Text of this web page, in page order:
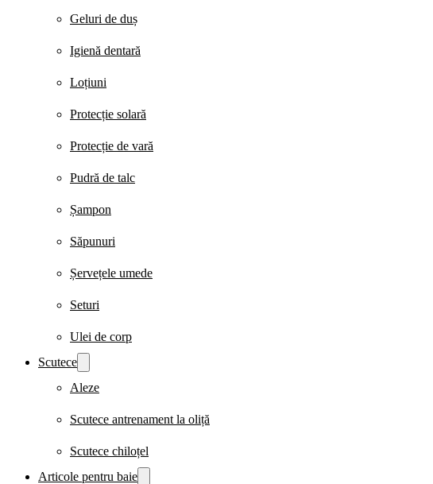
Geluri de duș
Igienă dentară
Loțiuni
Protecție solară
Protecție de vară
Pudră de talc
Șampon
Săpunuri
Șervețele umede
Seturi
Ulei de corp
Scutece
Aleze
Scutece antrenament la oliță
Scutece chiloțel
Articole pentru baie